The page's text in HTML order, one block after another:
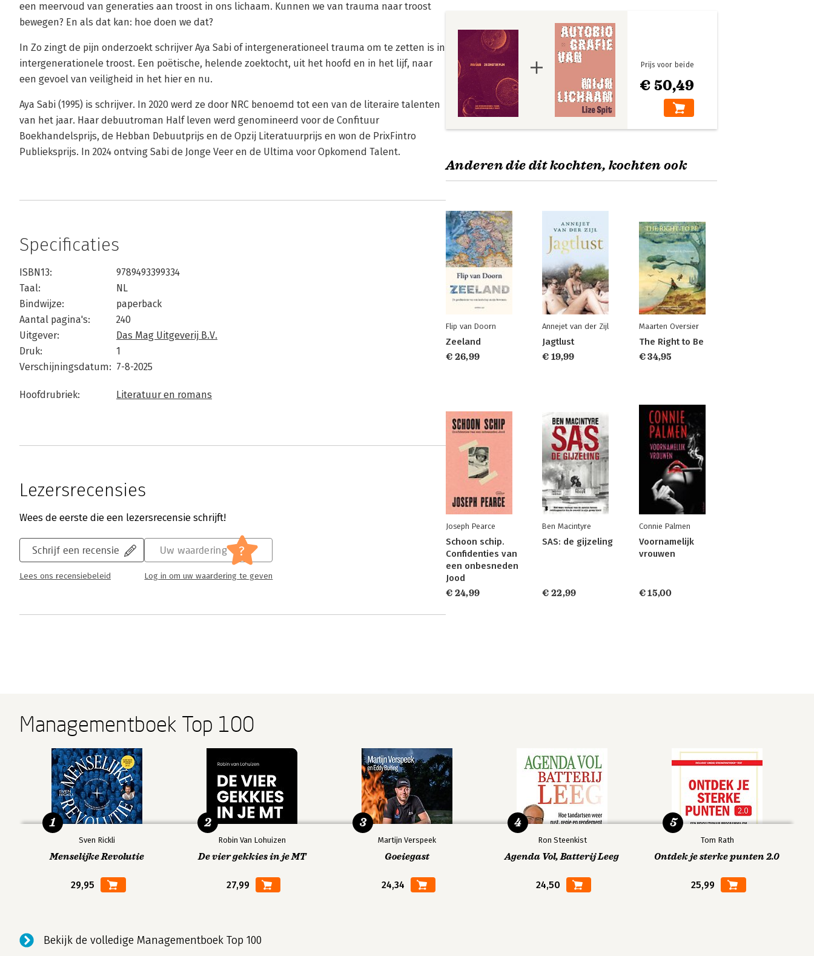
een meervoud van generaties aan troost in ons lichaam. Kunnen we van trauma naar troost
bewegen? En als dat kan: hoe doen we dat?
In Zo zingt de pijn onderzoekt schrijver Aya Sabi of intergenerationeel trauma om te zetten is in
intergenerationele troost. Een poëtische, helende zoektocht, uit het hoofd en in het lijf, naar
een gevoel van veiligheid in het hier en nu.
Aya Sabi (1995) is schrijver. In 2020 werd ze door NRC benoemd tot een van de literaire talenten
van het jaar. Haar debuutroman Half leven werd genomineerd voor de Confituur
Boekhandelsprijs, de Hebban Debuutprijs en de Opzij Literatuurprijs en won de PrixFintro
Publieksprijs. In 2024 ontving Sabi de Jonge Veer en de Ultima voor Opkomend Talent.
Specificaties
ISBN13:
9789493399334
Taal:
NL
Bindwijze:
paperback
Aantal pagina's:
240
Uitgever:
Das Mag Uitgeverij B.V.
Druk:
1
Verschijningsdatum: 7-8-2025
Hoofdrubriek: Literatuur en romans
Lezersrecensies
Wees de eerste die een lezersrecensie schrijft!
Schrijf een recensie
Lees ons recensiebeleid
Uw waardering ?
Log in om uw waardering te geven
€ 50,49
Prijs voor beide
Anderen die dit kochten, kochten ook
Flip van Doorn
Zeeland
€ 26,99
Annejet van der Zijl
Jagtlust
€ 19,99
Maarten Oversier
The Right to Be
€ 34,95
Joseph Pearce
Schoon schip.
Confidenties van
een onbesneden
Jood
€ 24,99
Ben Macintyre
SAS: de gijzeling
€ 22,99
Connie Palmen
Voornamelijk
vrouwen
€ 15,00
Managementboek Top 100
Sven Rickli
Menselijke Revolutie
29,95
1
Robin Van Lohuizen
De vier gekkies in je MT
27,99
2
Martijn Verspeek
Goeiegast
24,34
3
Ron Steenkist
Agenda Vol, Batterij Leeg
24,50
4
Tom Rath
Ontdek je sterke punten 2.0
25,99
5
Bekijk de volledige Managementboek Top 100